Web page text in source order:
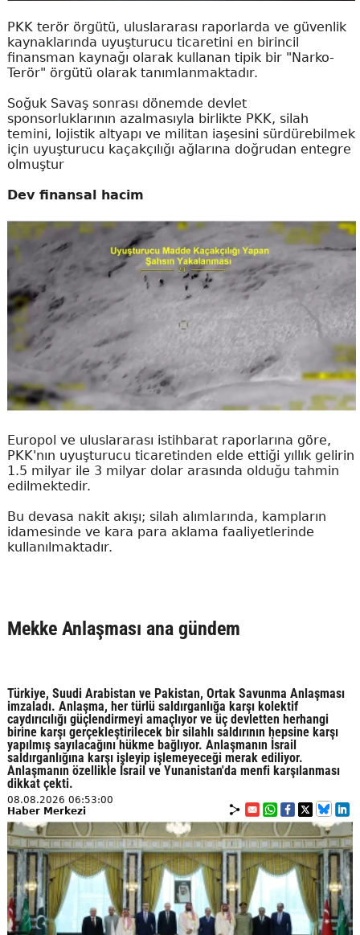
PKK terör örgütü, uluslararası raporlarda ve güvenlik
kaynaklarında uyuşturucu ticaretini en birincil
finansman kaynağı olarak kullanan tipik bir "Narko-
Terör" örgütü olarak tanımlanmaktadır.
Soğuk Savaş sonrası dönemde devlet
sponsorluklarının azalmasıyla birlikte PKK, silah
temini, lojistik altyapı ve militan iaşesini sürdürebilmek
için uyuşturucu kaçakçılığı ağlarına doğrudan entegre
olmuştur
Dev finansal hacim
Europol ve uluslararası istihbarat raporlarına göre,
PKK'nın uyuşturucu ticaretinden elde ettiği yıllık gelirin
1.5 milyar ile 3 milyar dolar arasında olduğu tahmin
edilmektedir.
Bu devasa nakit akışı; silah alımlarında, kampların
idamesinde ve kara para aklama faaliyetlerinde
kullanılmaktadır.
Mekke Anlaşması ana gündem
Türkiye, Suudi Arabistan ve Pakistan, Ortak Savunma Anlaşması
imzaladı. Anlaşma, her türlü saldırganlığa karşı kolektif
caydırıcılığı güçlendirmeyi amaçlıyor ve üç devletten herhangi
birine karşı gerçekleştirilecek bir silahlı saldırının hepsine karşı
yapılmış sayılacağını hükme bağlıyor. Anlaşmanın İsrail
saldırganlığına karşı işleyip işlemeyeceği merak ediliyor.
Anlaşmanın özellikle İsrail ve Yunanistan'da menfi karşılanması
dikkat çekti.
08.08.2026 06:53:00
Haber Merkezi